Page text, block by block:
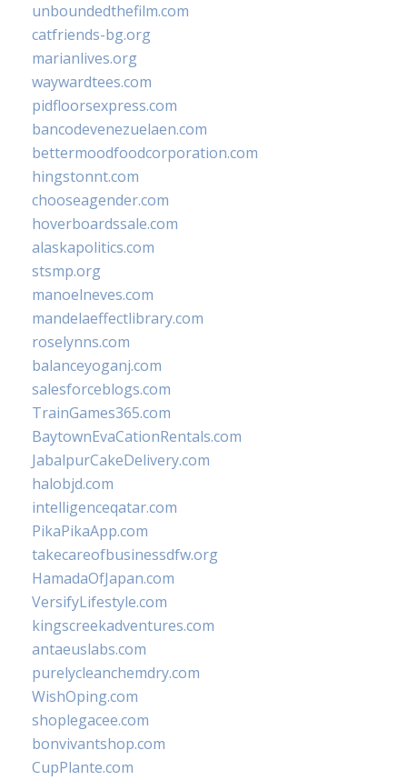
unboundedthefilm.com
catfriends-bg.org
marianlives.org
waywardtees.com
pidfloorsexpress.com
bancodevenezuelaen.com
bettermoodfoodcorporation.com
hingstonnt.com
chooseagender.com
hoverboardssale.com
alaskapolitics.com
stsmp.org
manoelneves.com
mandelaeffectlibrary.com
roselynns.com
balanceyoganj.com
salesforceblogs.com
TrainGames365.com
BaytownEvaCationRentals.com
JabalpurCakeDelivery.com
halobjd.com
intelligenceqatar.com
PikaPikaApp.com
takecareofbusinessdfw.org
HamadaOfJapan.com
VersifyLifestyle.com
kingscreekadventures.com
antaeuslabs.com
purelycleanchemdry.com
WishOping.com
shoplegacee.com
bonvivantshop.com
CupPlante.com